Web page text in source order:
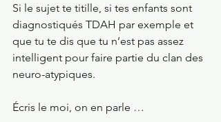
Si le sujet te titille, si tes enfants sont
diagnostiqués TDAH par exemple et
que tu te dis que tu n’est pas assez
intelligent pour faire partie du clan des
neuro-atypiques.
Écris le moi, on en parle …